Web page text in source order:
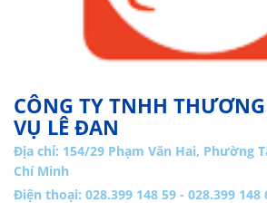
CÔNG TY TNHH
VỤ LÊ ĐAN
Địa chỉ: 154/29 Phạm Văn Hai, Phường
Chí Minh
Điện thoại: 028.399 148 59 - 028.399 148